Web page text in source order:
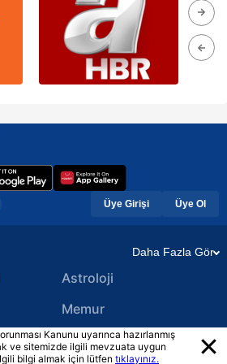
Üye Girişi Üye Ol
Daha Fazla Gör
Astroloji
Memur
Yerel Haberler
Kanunu uyarınca hazırlanmış
ve sitemizde ilgili mevzuata uygun
bilgi almak için lütfen tıklayınız.